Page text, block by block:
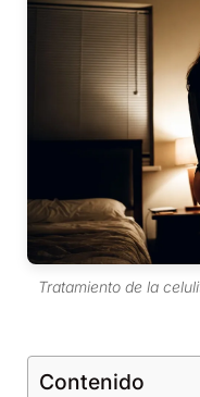
Tratamiento de la
Contenido